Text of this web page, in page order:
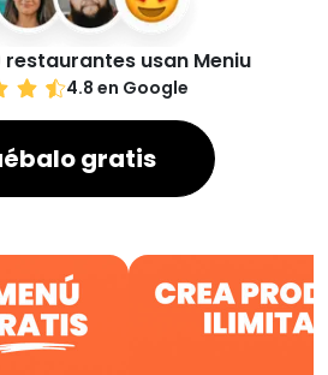
restaurantes usan Meniu
4.8 en Google
gratis